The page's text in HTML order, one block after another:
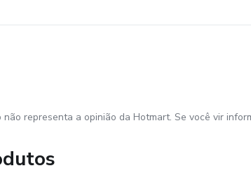
representa a opinião da Hotmart. Se você vir